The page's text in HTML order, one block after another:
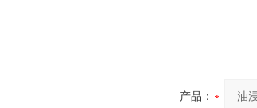
产品：